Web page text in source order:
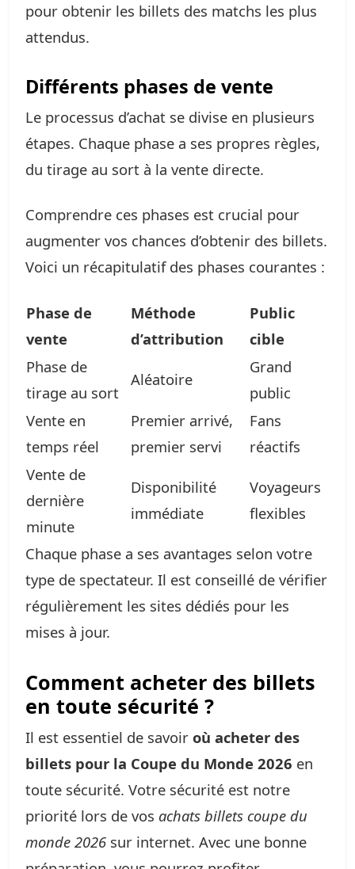
pour obtenir les billets des matchs les plus
attendus.
Différents phases de vente
Le processus d’achat se divise en plusieurs
étapes. Chaque phase a ses propres règles,
du tirage au sort à la vente directe.
Comprendre ces phases est crucial pour
augmenter vos chances d’obtenir des billets.
Voici un récapitulatif des phases courantes :
Phase de
vente
Méthode
d’attribution
Public
cible
Phase de
tirage au sort
Aléatoire
Grand
public
Vente en
temps réel
Premier arrivé,
premier servi
Fans
réactifs
Vente de
dernière
minute
Disponibilité
immédiate
Voyageurs
flexibles
Chaque phase a ses avantages selon votre
type de spectateur. Il est conseillé de vérifier
régulièrement les sites dédiés pour les
mises à jour.
Comment acheter des billets
en toute sécurité ?
Il est essentiel de savoir où acheter des
billets pour la Coupe du Monde 2026 en
toute sécurité. Votre sécurité est notre
priorité lors de vos achats billets coupe du
monde 2026 sur internet. Avec une bonne